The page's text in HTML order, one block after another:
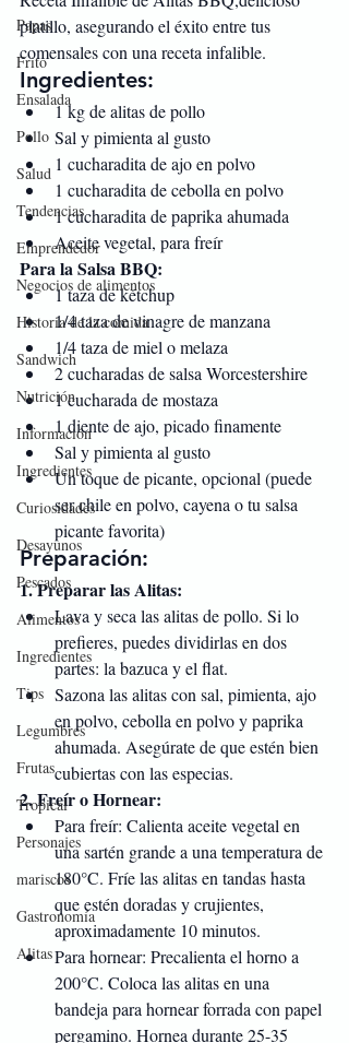
Papas
Frito
Ensalada
Pollo
Salud
Tendencias
Emprendedor
Negocios de alimentos
Historia de la comida
Sandwich
Nutrición
Información
Ingredientes
Curiosidades
Desayunos
Pescados
Alimentos
Ingredientes
Tips
Legumbres
Frutas
Tropical
Personajes
mariscos
Gastronomía
Alitas
platillo, asegurando el éxito entre tus
comensales con una receta infalible.
Ingredientes:
1 kg de alitas de pollo
Sal y pimienta al gusto
1 cucharadita de ajo en polvo
1 cucharadita de cebolla en polvo
1 cucharadita de paprika ahumada
Aceite vegetal, para freír
Para la Salsa BBQ:
1 taza de kétchup
1/4 taza de vinagre de manzana
1/4 taza de miel o melaza
2 cucharadas de salsa Worcestershire
1 cucharada de mostaza
1 diente de ajo, picado finamente
Sal y pimienta al gusto
Un toque de picante, opcional (puede
ser chile en polvo, cayena o tu salsa
picante favorita)
Preparación:
1. Preparar las Alitas:
Lava y seca las alitas de pollo. Si lo
prefieres, puedes dividirlas en dos
partes: la bazuca y el flat.
Sazona las alitas con sal, pimienta, ajo
en polvo, cebolla en polvo y paprika
ahumada. Asegúrate de que estén bien
cubiertas con las especias.
2. Freír o Hornear:
Para freír: Calienta aceite vegetal en
una sartén grande a una temperatura de
180°C. Fríe las alitas en tandas hasta
que estén doradas y crujientes,
aproximadamente 10 minutos.
Para hornear: Precalienta el horno a
200°C. Coloca las alitas en una
bandeja para hornear forrada con papel
pergamino. Hornea durante 25-35